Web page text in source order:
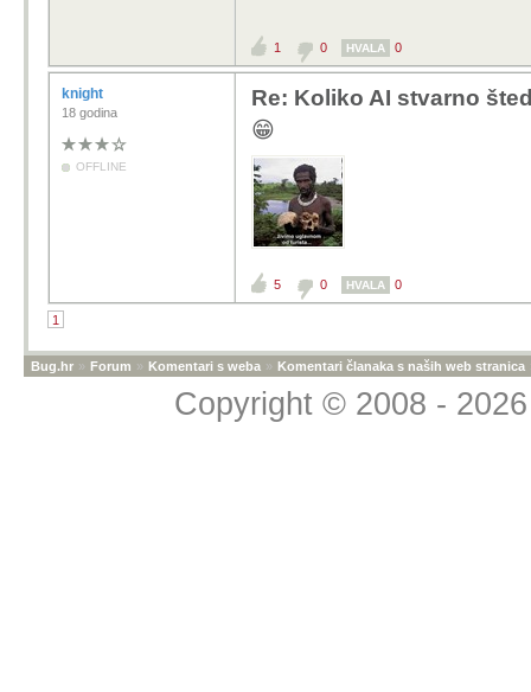
1 0 HVALA 0
knight
18 godina
OFFLINE
Re: Koliko AI stvarno
😁
5 0 HVALA 0
1
Bug.hr » Forum » Komentari s weba » Komentari članaka s naših web stranica
Copyright © 2008 -